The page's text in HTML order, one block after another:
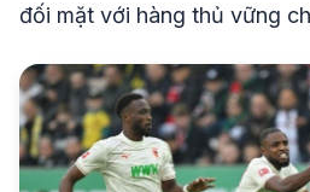
đối mặt với hàng thủ vững